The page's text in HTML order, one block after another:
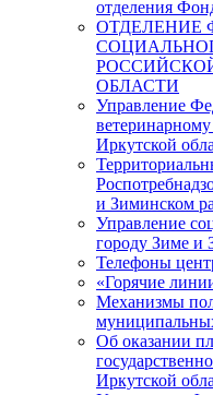
отделения
ОТДЕЛЕНИЕ
ОБЛАСТИ
Управление
Иркутской
и Зиминском
Управление
городу Зиме и
Телефоны
«Горячие
Механизмы
Об оказании
Иркутской